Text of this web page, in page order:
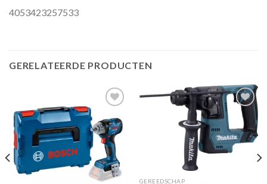
4053423257533
GERELATEERDE PRODUCTEN
Toevoegen
aan
verlanglijst
Toevoegen
aan
verlanglijst
GEREEDSCHAP